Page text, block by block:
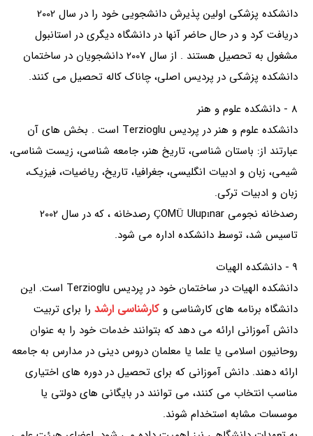
دانشکده پزشکی اولین پذیرش دانشجویی خود را در سال 2002
دریافت کرد و در حال حاضر آنها در دانشگاه دیگری در استانبول
مشغول به تحصیل هستند . از سال 2007 دانشجویان در ساختمان
دانشکده پزشکی در پردیس اصلی، چاناک کاله تحصیل می کنند.
8 - دانشکده علوم و هنر
دانشکده علوم و هنر در پردیس Terzioglu است . بخش های آن
عبارتند از: باستان شناسی، تاریخ هنر، جامعه شناسی، زیست شناسی،
شیمی، زبان و ادبیات انگلیسی، جغرافیا، تاریخ، ریاضیات، فیزیک،
زبان و ادبیات ترکی.
رصدخانه نجومی ÇOMÜ Ulupınar رصدخانه ، که در سال 2002
تاسیس شد، توسط دانشکده اداره می شود.
9 - دانشکده الهیات
دانشکده الهیات در ساختمان خود در پردیس Terzioglu است. این
دانشگاه برنامه های کارشناسی و کارشناسی ارشد را برای تربیت
دانش آموزانی ارائه می دهد که بتوانند خدمات خود را به عنوان
روحانیون اسلامی یا علما یا معلمان دروس دینی در مدارس به جامعه
ارائه دهند. دانش آموزانی که برای تحصیل در دوره های اختیاری
مناسب انتخاب می کنند، می توانند در بایگانی های دولتی یا
موسسات مشابه استخدام شوند.